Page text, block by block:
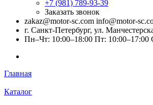
+7 (981) 789-93-39
Заказать звонок
zakaz@motor-sc.com info@motor-
г. Санкт-Петербург, ул.
Пн–Чт: 10:00–18:00 Пт:
Главная
Каталог